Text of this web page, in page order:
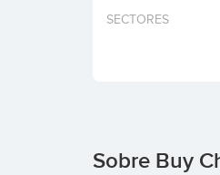
SECTORES
Sobre Buy